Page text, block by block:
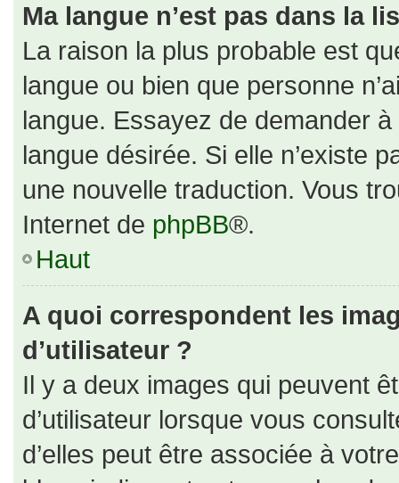
Ma langue n’est pas dans la
La raison la plus probable est
langue ou bien que personne
langue. Essayez de demander
langue désirée. Si elle n’existe
une nouvelle traduction. Vous
Internet de phpBB®.
Haut
A quoi correspondent les
d’utilisateur ?
Il y a deux images qui peuvent
d’utilisateur lorsque vous
d’elles peut être associée à